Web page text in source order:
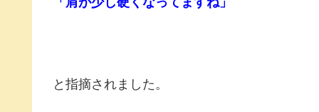
と指摘されました。